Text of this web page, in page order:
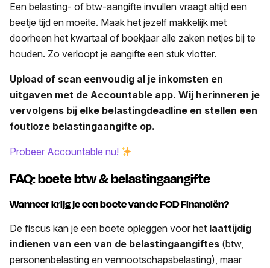
Een belasting- of btw-aangifte invullen vraagt altijd een
beetje tijd en moeite. Maak het jezelf makkelijk met
doorheen het kwartaal of boekjaar alle zaken netjes bij te
houden. Zo verloopt je aangifte een stuk vlotter.
Upload of scan eenvoudig al je inkomsten en
uitgaven met de Accountable app. Wij herinneren je
vervolgens bij elke belastingdeadline en stellen een
foutloze belastingaangifte op.
Probeer Accountable nu!
FAQ: boete btw & belastingaangifte
Wanneer krijg je een boete van de FOD Financiën?
De fiscus kan je een boete opleggen voor het laattijdig
indienen van een van de belastingaangiftes (btw,
personenbelasting en vennootschapsbelasting), maar